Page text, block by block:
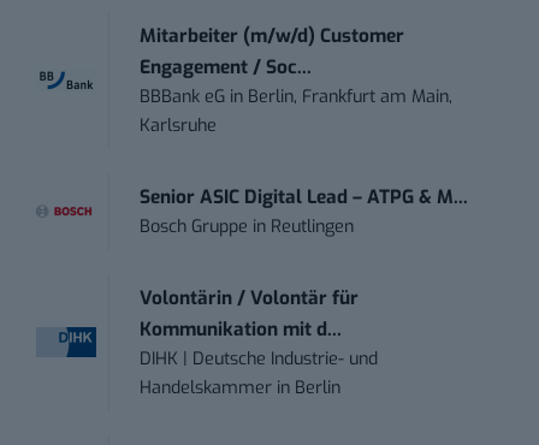
Mitarbeiter (m/w/d) Customer
Engagement / Soc...
BBBank eG in Berlin, Frankfurt am Main,
Karlsruhe
Senior ASIC Digital Lead – ATPG & M...
Bosch Gruppe in Reutlingen
Volontärin / Volontär für
Kommunikation mit d...
DIHK | Deutsche Industrie- und
Handelskammer in Berlin